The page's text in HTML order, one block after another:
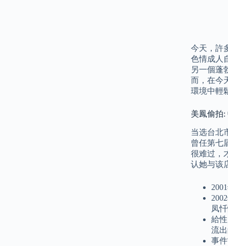
今天，許
色情成人
另一個蓬
而，在今
環境中輕
美鳳偷拍:
当选台北
曾任第七
很难过，
认她与该
凤
給
流
事